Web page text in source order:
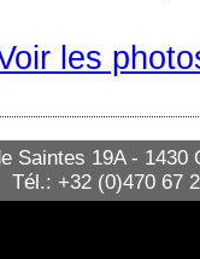
les
Saintes 19A -
Tél.: +32 (0)470 67